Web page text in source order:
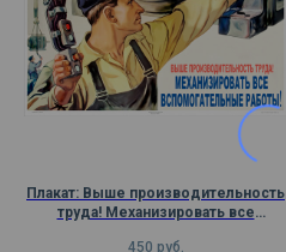
Плакат: Выше производительность
труда! Механизировать все
450 руб.